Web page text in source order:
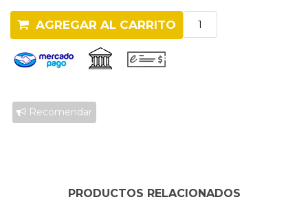
AGREGAR AL CARRITO
Recomendar
PRODUCTOS RELACIONADOS